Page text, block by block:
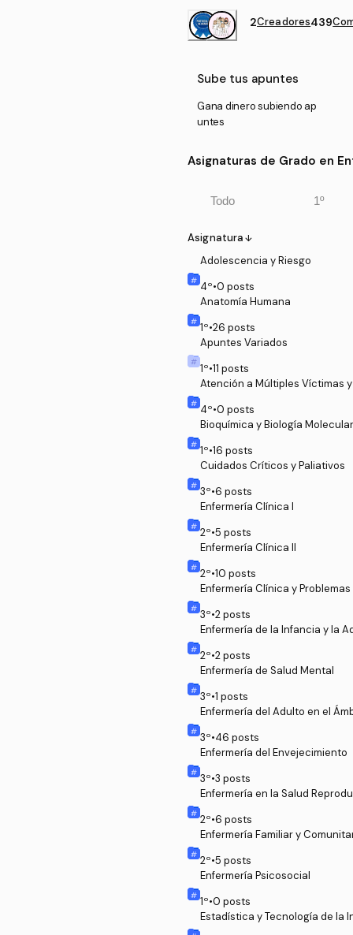
2Creadores439
Sube tus apuntes
Gana dinero subiendo ap
untes
Asignaturas de Grado en
Todo 1º
Asignatura arrow_downward
Adolescencia y Riesgo
4º•0 posts
Anatomía Humana
1º•26 posts
Apuntes Variados
1º•11 posts
Atención a Múltiples Víctimas
4º•0 posts
Bioquímica y Biología Molecular
1º•16 posts
Cuidados Críticos y Paliativos
3º•6 posts
Enfermería Clínica I
2º•5 posts
Enfermería Clínica II
2º•10 posts
Enfermería Clínica y
3º•2posts
Enfermería de la Infancia y la
2º•2posts
Enfermería de Salud Mental
3º•1 posts
Enfermería del Adulto en el
3º•46 posts
Enfermería del Envejecimiento
3º•3 posts
Enfermería en la Salud
2º•6 posts
Enfermería Familiar y
2º•5 posts
Enfermería Psicosocial
1º•0 posts
Estadística y Tecnología de la